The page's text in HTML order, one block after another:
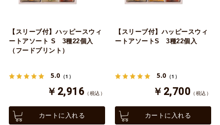
【スリーブ付】ハッピースウィ
ートアソート S 3種22個入
（フードプリント）
5.0 （1）
￥2,916 （税込）
カートに入れる
【スリーブ付】ハッピースウィ
ートアソートS 3種22個入
5.0 （1）
￥2,700 （税込）
カートに入れる